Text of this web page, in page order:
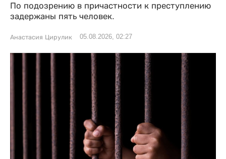
По подозрению в причастности к преступлению
задержаны пять человек.
Анастасия Цирулик 05.08.2026, 02:27